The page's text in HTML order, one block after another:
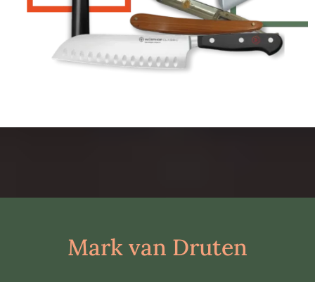
Mark van Druten